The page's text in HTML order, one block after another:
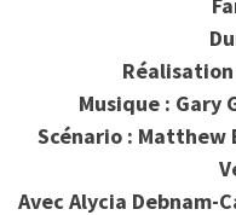
Musique : Gary
Scénario : Matthew
Avec Alycia Debnam-